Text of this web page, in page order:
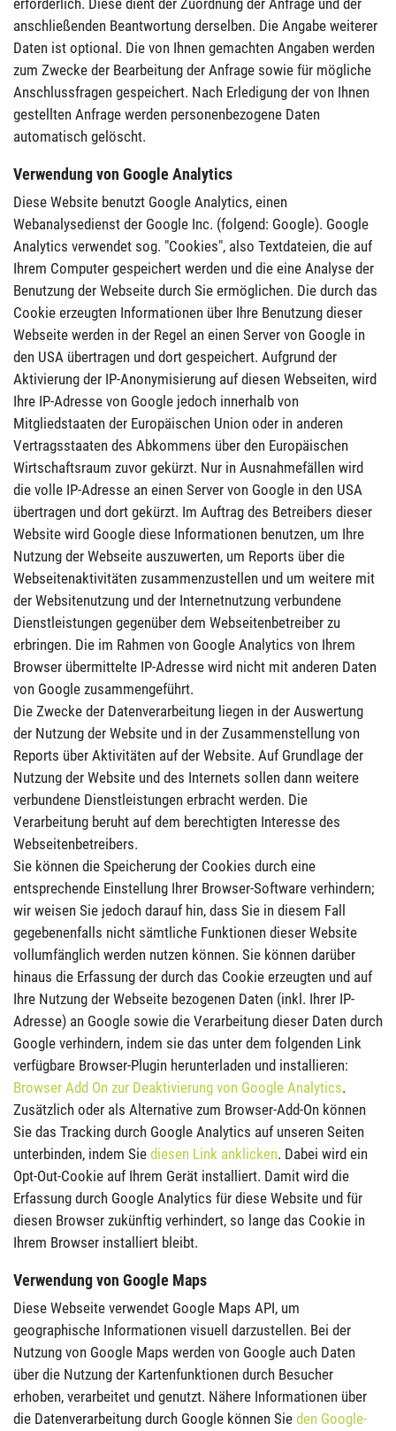
erforderlich. Diese dient der Zuordnung der Anfrage und der
anschließenden Beantwortung derselben. Die Angabe weiterer
Daten ist optional. Die von Ihnen gemachten Angaben werden
zum Zwecke der Bearbeitung der Anfrage sowie für mögliche
Anschlussfragen gespeichert. Nach Erledigung der von Ihnen
gestellten Anfrage werden personenbezogene Daten
automatisch gelöscht.
Verwendung von Google Analytics
Diese Website benutzt Google Analytics, einen
Webanalysedienst der Google Inc. (folgend: Google). Google
Analytics verwendet sog. "Cookies", also Textdateien, die auf
Ihrem Computer gespeichert werden und die eine Analyse der
Benutzung der Webseite durch Sie ermöglichen. Die durch das
Cookie erzeugten Informationen über Ihre Benutzung dieser
Webseite werden in der Regel an einen Server von Google in
den USA übertragen und dort gespeichert. Aufgrund der
Aktivierung der IP-Anonymisierung auf diesen Webseiten, wird
Ihre IP-Adresse von Google jedoch innerhalb von
Mitgliedstaaten der Europäischen Union oder in anderen
Vertragsstaaten des Abkommens über den Europäischen
Wirtschaftsraum zuvor gekürzt. Nur in Ausnahmefällen wird
die volle IP-Adresse an einen Server von Google in den USA
übertragen und dort gekürzt. Im Auftrag des Betreibers dieser
Website wird Google diese Informationen benutzen, um Ihre
Nutzung der Webseite auszuwerten, um Reports über die
Webseitenaktivitäten zusammenzustellen und um weitere mit
der Websitenutzung und der Internetnutzung verbundene
Dienstleistungen gegenüber dem Webseitenbetreiber zu
erbringen. Die im Rahmen von Google Analytics von Ihrem
Browser übermittelte IP-Adresse wird nicht mit anderen Daten
von Google zusammengeführt.
Die Zwecke der Datenverarbeitung liegen in der Auswertung
der Nutzung der Website und in der Zusammenstellung von
Reports über Aktivitäten auf der Website. Auf Grundlage der
Nutzung der Website und des Internets sollen dann weitere
verbundene Dienstleistungen erbracht werden. Die
Verarbeitung beruht auf dem berechtigten Interesse des
Webseitenbetreibers.
Sie können die Speicherung der Cookies durch eine
entsprechende Einstellung Ihrer Browser-Software verhindern;
wir weisen Sie jedoch darauf hin, dass Sie in diesem Fall
gegebenenfalls nicht sämtliche Funktionen dieser Website
vollumfänglich werden nutzen können. Sie können darüber
hinaus die Erfassung der durch das Cookie erzeugten und auf
Ihre Nutzung der Webseite bezogenen Daten (inkl. Ihrer IP-
Adresse) an Google sowie die Verarbeitung dieser Daten durch
Google verhindern, indem sie das unter dem folgenden Link
verfügbare Browser-Plugin herunterladen und installieren:
Browser Add On zur Deaktivierung von Google Analytics.
Zusätzlich oder als Alternative zum Browser-Add-On können
Sie das Tracking durch Google Analytics auf unseren Seiten
unterbinden, indem Sie diesen Link anklicken. Dabei wird ein
Opt-Out-Cookie auf Ihrem Gerät installiert. Damit wird die
Erfassung durch Google Analytics für diese Website und für
diesen Browser zukünftig verhindert, so lange das Cookie in
Ihrem Browser installiert bleibt.
Verwendung von Google Maps
Diese Webseite verwendet Google Maps API, um
geographische Informationen visuell darzustellen. Bei der
Nutzung von Google Maps werden von Google auch Daten
über die Nutzung der Kartenfunktionen durch Besucher
erhoben, verarbeitet und genutzt. Nähere Informationen über
die Datenverarbeitung durch Google können Sie den Google-